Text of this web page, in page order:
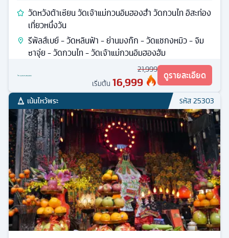
วัดหวังต้าเซียน วัดเจ้าแม่กวนอิมฮองฮำ วัดกวนไท อิสะท่อง
เที่ยวหนึ่งวัน
รีพัลส์เบย์ - วัดหลินฟ้า - ย่านมงก๊ก - วัดแชกงหมิว - จิม
ซาจุ่ย - วัดกวนไท - วัดเจ้าแม่กวนอิมฮองฮัม
21,999
เริ่มต้น 16,999 ดูรายละเอียด
เน้นไหว้พระ รหัส25303